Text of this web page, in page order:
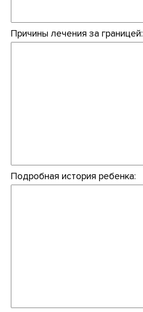
Причины лечения за границей:
Подробная история ребенка: